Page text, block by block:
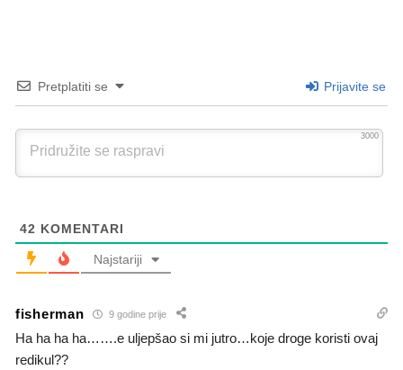
Pretplatiti se Prijavite se
3000
42 KOMENTARI
Najstariji
fisherman 9 godine prije
Ha ha ha ha…….e uljepšao si mi jutro…koje droge koristi ovaj
redikul??